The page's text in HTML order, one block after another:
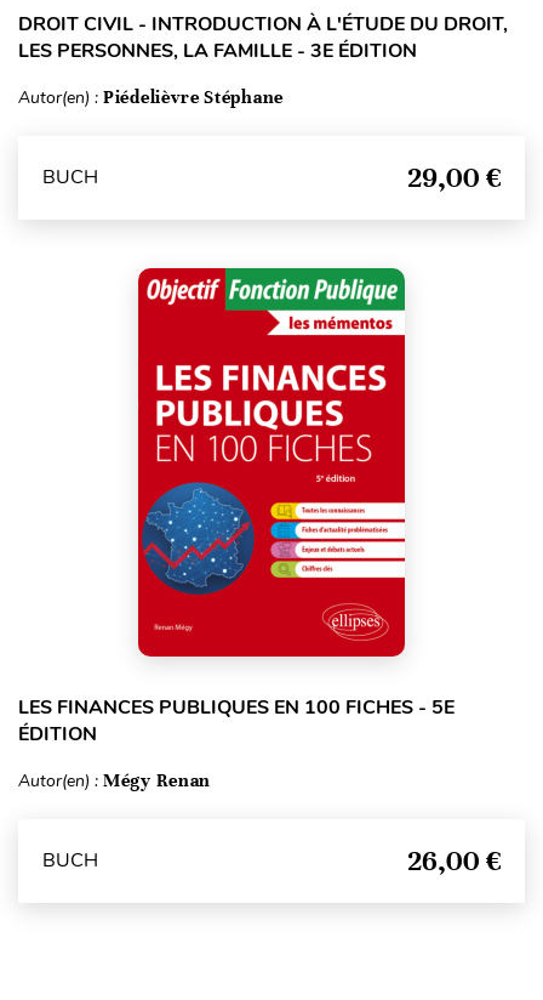
DROIT CIVIL - INTRODUCTION À L'ÉTUDE DU DROIT,
LES PERSONNES, LA FAMILLE - 3E ÉDITION
Autor(en) : Piédelièvre Stéphane
BUCH 29,00 €
LES FINANCES PUBLIQUES EN 100 FICHES - 5E
ÉDITION
Autor(en) : Mégy Renan
BUCH 26,00 €